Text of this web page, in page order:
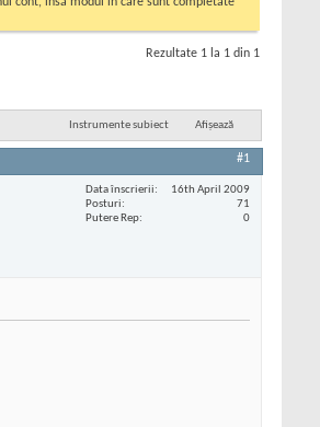
Rezultate 1 la 1 din 1
Instrumente subiect Afișează
#1
Data înscrierii
16th April 2009
Posturi
71
Putere Rep
0